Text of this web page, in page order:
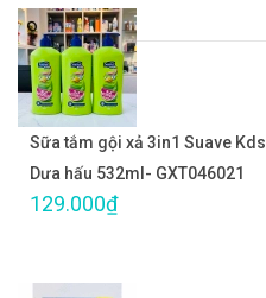
Sữa tắm gội xả 3in1 Suave Kds
Dưa hấu 532ml- GXT046021
129.000₫